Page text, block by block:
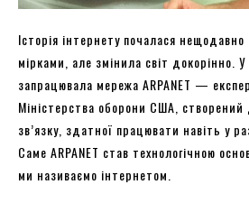
Історія інтернету почалася
мірками, але змінила світ докорінно.
запрацювала мережа ARPANET —
Міністерства оборони США,
зв’язку, здатної працювати навіть у
Саме ARPANET став технологічною
ми називаємо інтернетом.